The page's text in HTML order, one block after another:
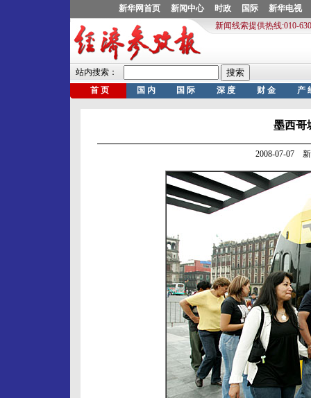
墨西哥
2008-07-07